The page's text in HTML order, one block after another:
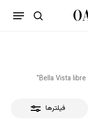
جستجو
فهرست
بستن
فیلترها